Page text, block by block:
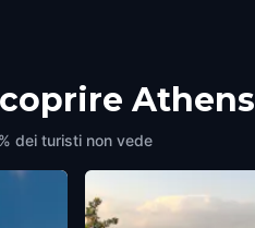
Athens
dei turisti non vede